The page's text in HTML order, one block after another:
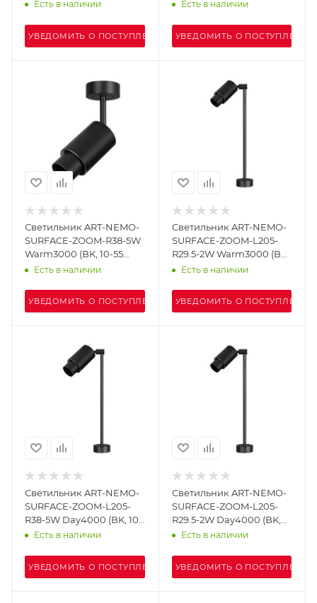
Есть в наличии
УВЕДОМИТЬ О ПОСТУПЛЕНИИ
Есть в наличии
УВЕДОМИТЬ О ПОСТУПЛЕНИИ
Светильник ART-NEMO-
SURFACE-ZOOM-R38-5W
Warm3000 (BK, 10-55
deg, 24V) (Arlight, IP20
Есть в наличии
УВЕДОМИТЬ О ПОСТУПЛЕНИИ
Светильник ART-NEMO-
SURFACE-ZOOM-L205-
R29.5-2W Warm3000 (BK,
15-45 deg, 24V) (Arlight,
Есть в наличии
УВЕДОМИТЬ О ПОСТУПЛЕНИИ
Светильник ART-NEMO-
SURFACE-ZOOM-L205-
R38-5W Day4000 (BK, 10-
55 deg, 24V) (Arlight, IP20
Есть в наличии
УВЕДОМИТЬ О ПОСТУПЛЕНИИ
Светильник ART-NEMO-
SURFACE-ZOOM-L205-
R29.5-2W Day4000 (BK,
15-45 deg, 24V) (Arlight,
Есть в наличии
УВЕДОМИТЬ О ПОСТУПЛЕНИИ